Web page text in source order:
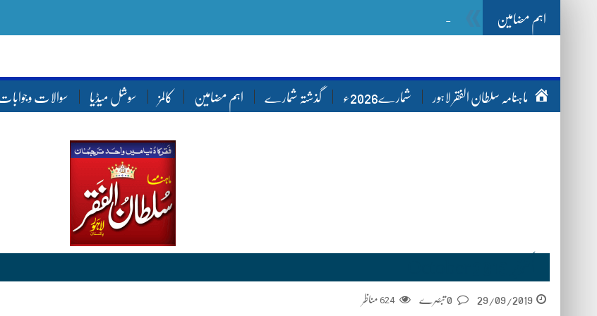
اہم مضامین Ghazwa Badar غزوہ بدر
ماہنامہ سلطان الفقر لاہور شمارے2026ء گذشتہ شمارے اہم مضامین کالمز سوشل میڈیا سوالات
29/09/2019
624 مناظر